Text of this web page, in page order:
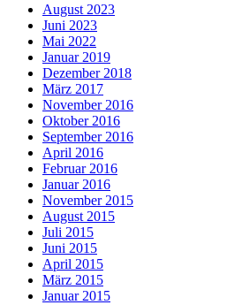
August 2023
Juni 2023
Mai 2022
Januar 2019
Dezember 2018
März 2017
November 2016
Oktober 2016
September 2016
April 2016
Februar 2016
Januar 2016
November 2015
August 2015
Juli 2015
Juni 2015
April 2015
März 2015
Januar 2015